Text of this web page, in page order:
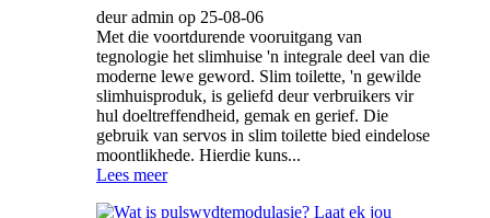
deur admin op 25-08-06
Met die voortdurende vooruitgang van
tegnologie het slimhuise 'n integrale deel van die
moderne lewe geword. Slim toilette, 'n gewilde
slimhuisproduk, is geliefd deur verbruikers vir
hul doeltreffendheid, gemak en gerief. Die
gebruik van servos in slim toilette bied eindelose
moontlikhede. Hierdie kuns...
Lees meer